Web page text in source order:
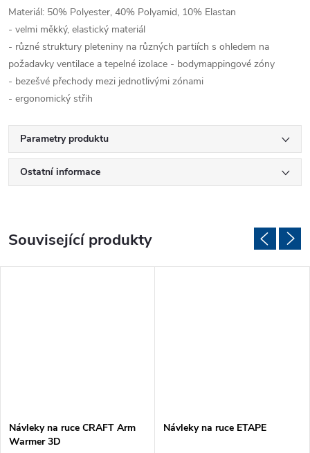
Materiál: 50% Polyester, 40% Polyamid, 10% Elastan
- velmi měkký, elastický materiál
- různé struktury pleteniny na různých partiích s ohledem na
požadavky ventilace a tepelné izolace - bodymappingové zóny
- bezešvé přechody mezi jednotlivými zónami
- ergonomický střih
Parametry produktu
Ostatní informace
Související produkty
Návleky na ruce CRAFT Arm
Warmer 3D
Návleky na ruce ETAPE